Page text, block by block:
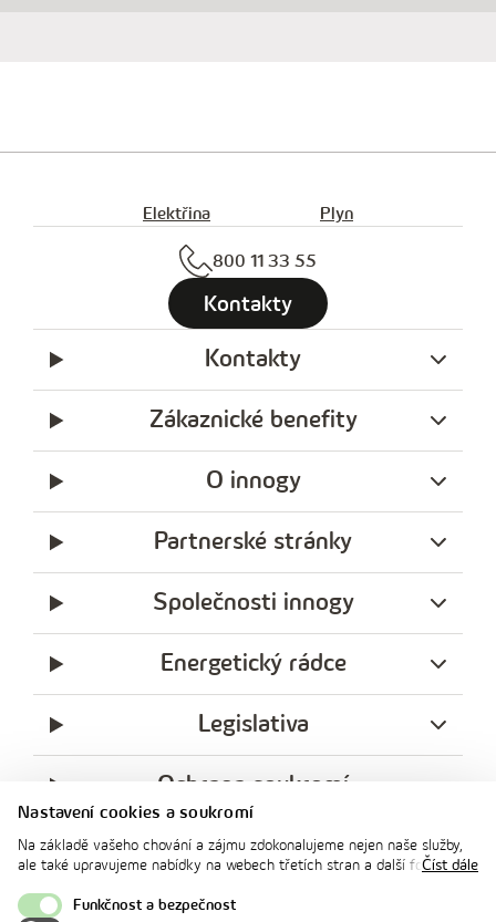
Nastavení cookies a soukromí
Na základě vašeho chování a zájmu zdokonalujeme nejen naše služby,
ale také upravujeme nabídky na webech třetích stran a další formy
souhlasu. Svoje nastavení můžete kdykoliv změnit v zápatí stránky v
Číst dále
Funkčnost a bezpečnost
Elektřina Plyn
800 11 33 55
Kontakty
Kontakty
Zákaznické benefity
O innogy
Partnerské stránky
Společnosti innogy
Energetický rádce
Legislativa
Ochrana soukromí
messengerfacebook
x
innogy
instagramyoutubeLinkedin